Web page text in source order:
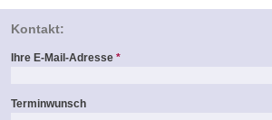
Kontakt:
Ihre E-Mail-Adresse*
Terminwunsch